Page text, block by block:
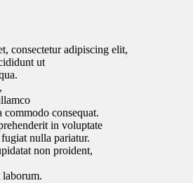
consectetur adipiscing elit,
ut
consequat.
in voluptate
nulla pariatur.
non proident,
laborum.